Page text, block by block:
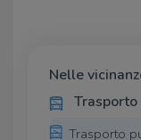
impreziositi da
decorativi di
autentico delle
ottocentesche.
Nelle
Trasporto